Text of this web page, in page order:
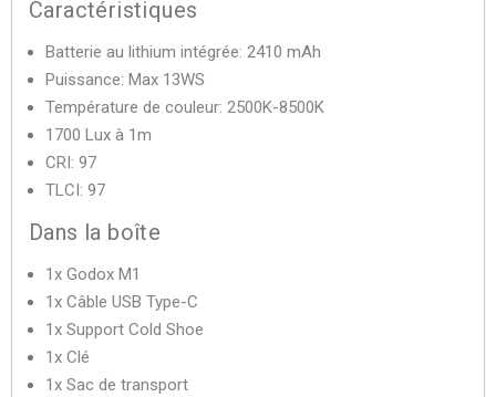
Caractéristiques
Batterie au lithium intégrée: 2410 mAh
Puissance: Max 13WS
Température de couleur: 2500K-8500K
1700 Lux à 1m
CRI: 97
TLCI: 97
Dans la boîte
1x Godox M1
1x Câble USB Type-C
1x Support Cold Shoe
1x Clé
1x Sac de transport